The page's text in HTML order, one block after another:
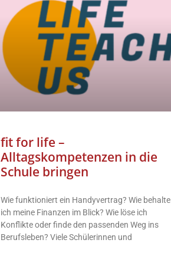
fit for life –
Alltagskompetenzen in die
Schule bringen
Wie funktioniert ein Handyvertrag? Wie behalte
ich meine Finanzen im Blick? Wie löse ich
Konflikte oder finde den passenden Weg ins
Berufsleben? Viele Schülerinnen und